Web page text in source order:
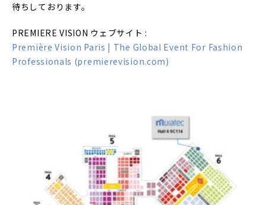
待ちしております。
PREMIERE VISION ウェブサイト :
Première Vision Paris | The Global Event For Fashion
Professionals (premierevision.com)